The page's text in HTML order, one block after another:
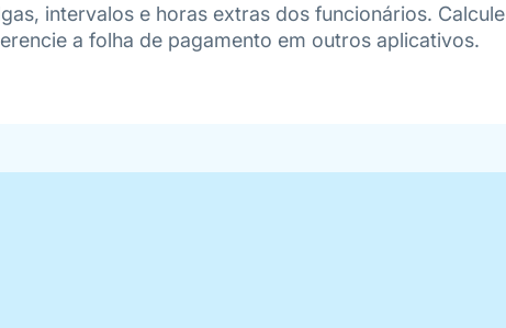
intervalos e horas extras dos funcionários. Calcule
a folha de pagamento em outros aplicativos.